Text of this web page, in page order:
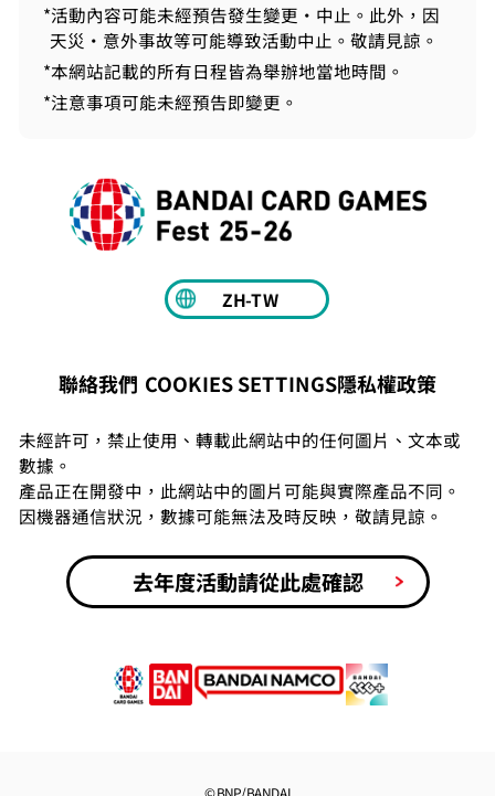
*活動內容可能未經預告發生變更・中止。此外，因
天災・意外事故等可能導致活動中止。敬請見諒。
*本網站記載的所有日程皆為舉辦地當地時間。
*注意事項可能未經預告即變更。
ZH-TW
聯絡我們 COOKIES SETTINGS隱私權政策
未經許可，禁止使用、轉載此網站中的任何圖片、文本或
數據。
產品正在開發中，此網站中的圖片可能與實際產品不同。
因機器通信狀況，數據可能無法及時反映，敬請見諒。
去年度活動請從此處確認
©BNP/BANDAI